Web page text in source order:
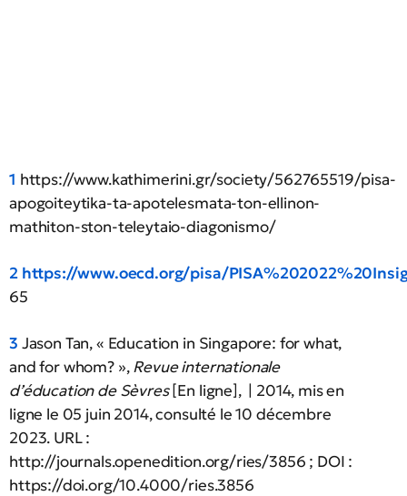
1 https://www.kathimerini.gr/society/562765519/pisa-
apogoiteytika-ta-apotelesmata-ton-ellinon-
mathiton-ston-teleytaio-diagonismo/
2 https://www.oecd.org/pisa/
65
3 Jason Tan, « Education in Singapore: for what,
and for whom? »,Revue internationale
d’éducation de Sèvres[En ligne], | 2014, mis en
ligne le 05 juin 2014, consulté le 10 décembre
2023. URL :
http://journals.openedition.org/ries/3856 ; DOI :
https://doi.org/10.4000/ries.3856